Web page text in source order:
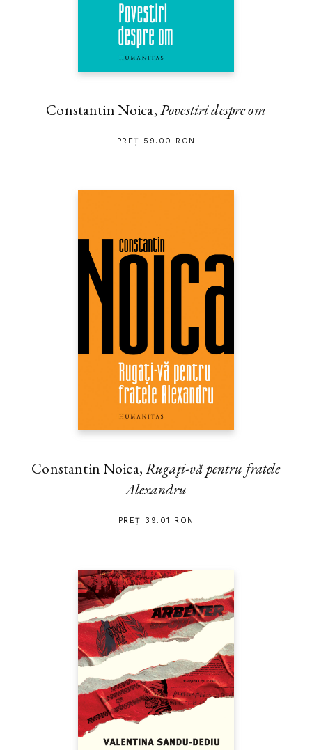
Constantin Noica,Povestiri despre om
PREȚ 59.00 RON
Constantin Noica,Rugaţi-vă pentru fratele
Alexandru
PREȚ 39.01 RON